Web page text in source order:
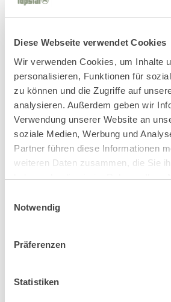
Diese Webseite verwendet Cookies
Wir verwenden Cookies, um Inhalte
personalisieren, Funktionen für
zu können und die Zugriffe auf
analysieren. Außerdem geben wir
Verwendung unserer Website an
soziale Medien, Werbung und
Partner führen diese Informationen
weiteren Daten zusammen, die Sie
haben oder die sie im Rahmen Ihrer
Notwendig
Präferenzen
Statistiken